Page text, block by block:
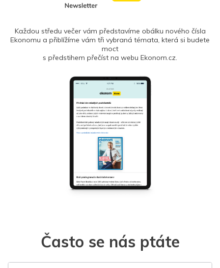
Každou středu večer vám představíme obálku nového čísla
Ekonomu a přiblížíme vám tři vybraná témata, která si budete
moct
s předstihem přečíst na webu Ekonom.cz.
Často se nás ptáte